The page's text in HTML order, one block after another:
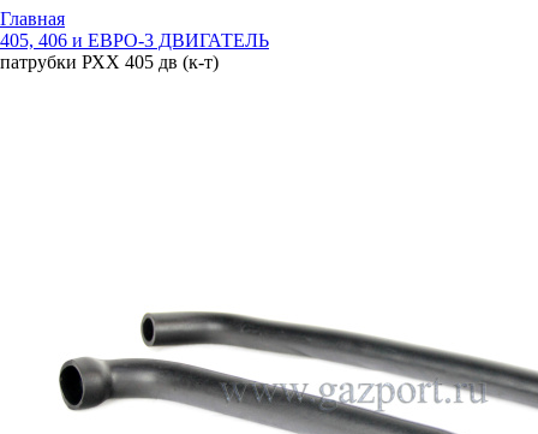
Главная
405, 406 и ЕВРО-3 ДВИГАТЕЛЬ
патрубки РХХ 405 дв (к-т)